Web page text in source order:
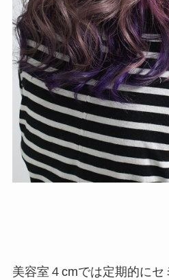
美容室４cmでは定期的にセ